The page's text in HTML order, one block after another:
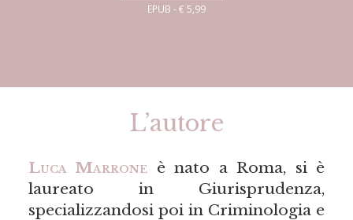
EPUB - € 5,99
L’autore
Luca Marrone è nato a Roma, si è
laureato in Giurisprudenza,
specializzandosi poi in Criminologia e